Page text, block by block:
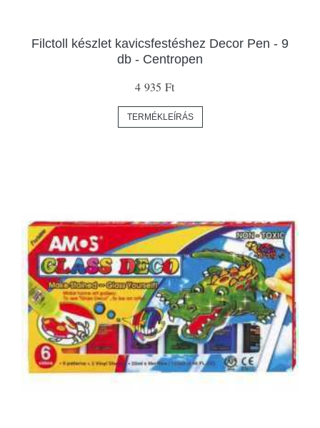
Filctoll készlet kavicsfestéshez Decor Pen - 9
db - Centropen
4 935 Ft
TERMÉKLEÍRÁS